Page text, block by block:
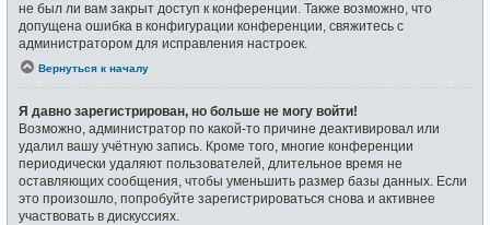
не был ли вам закрыт доступ к конференции. Также возможно, что
допущена ошибка в конфигурации конференции, свяжитесь с
администратором для исправления настроек.
Вернуться к началу
Я давно зарегистрирован, но больше не могу войти!
Возможно, администратор по какой-то причине деактивировал или
удалил вашу учётную запись. Кроме того, многие конференции
периодически удаляют пользователей, длительное время не
оставляющих сообщения, чтобы уменьшить размер базы данных. Если
это произошло, попробуйте зарегистрироваться снова и активнее
участвовать в дискуссиях.